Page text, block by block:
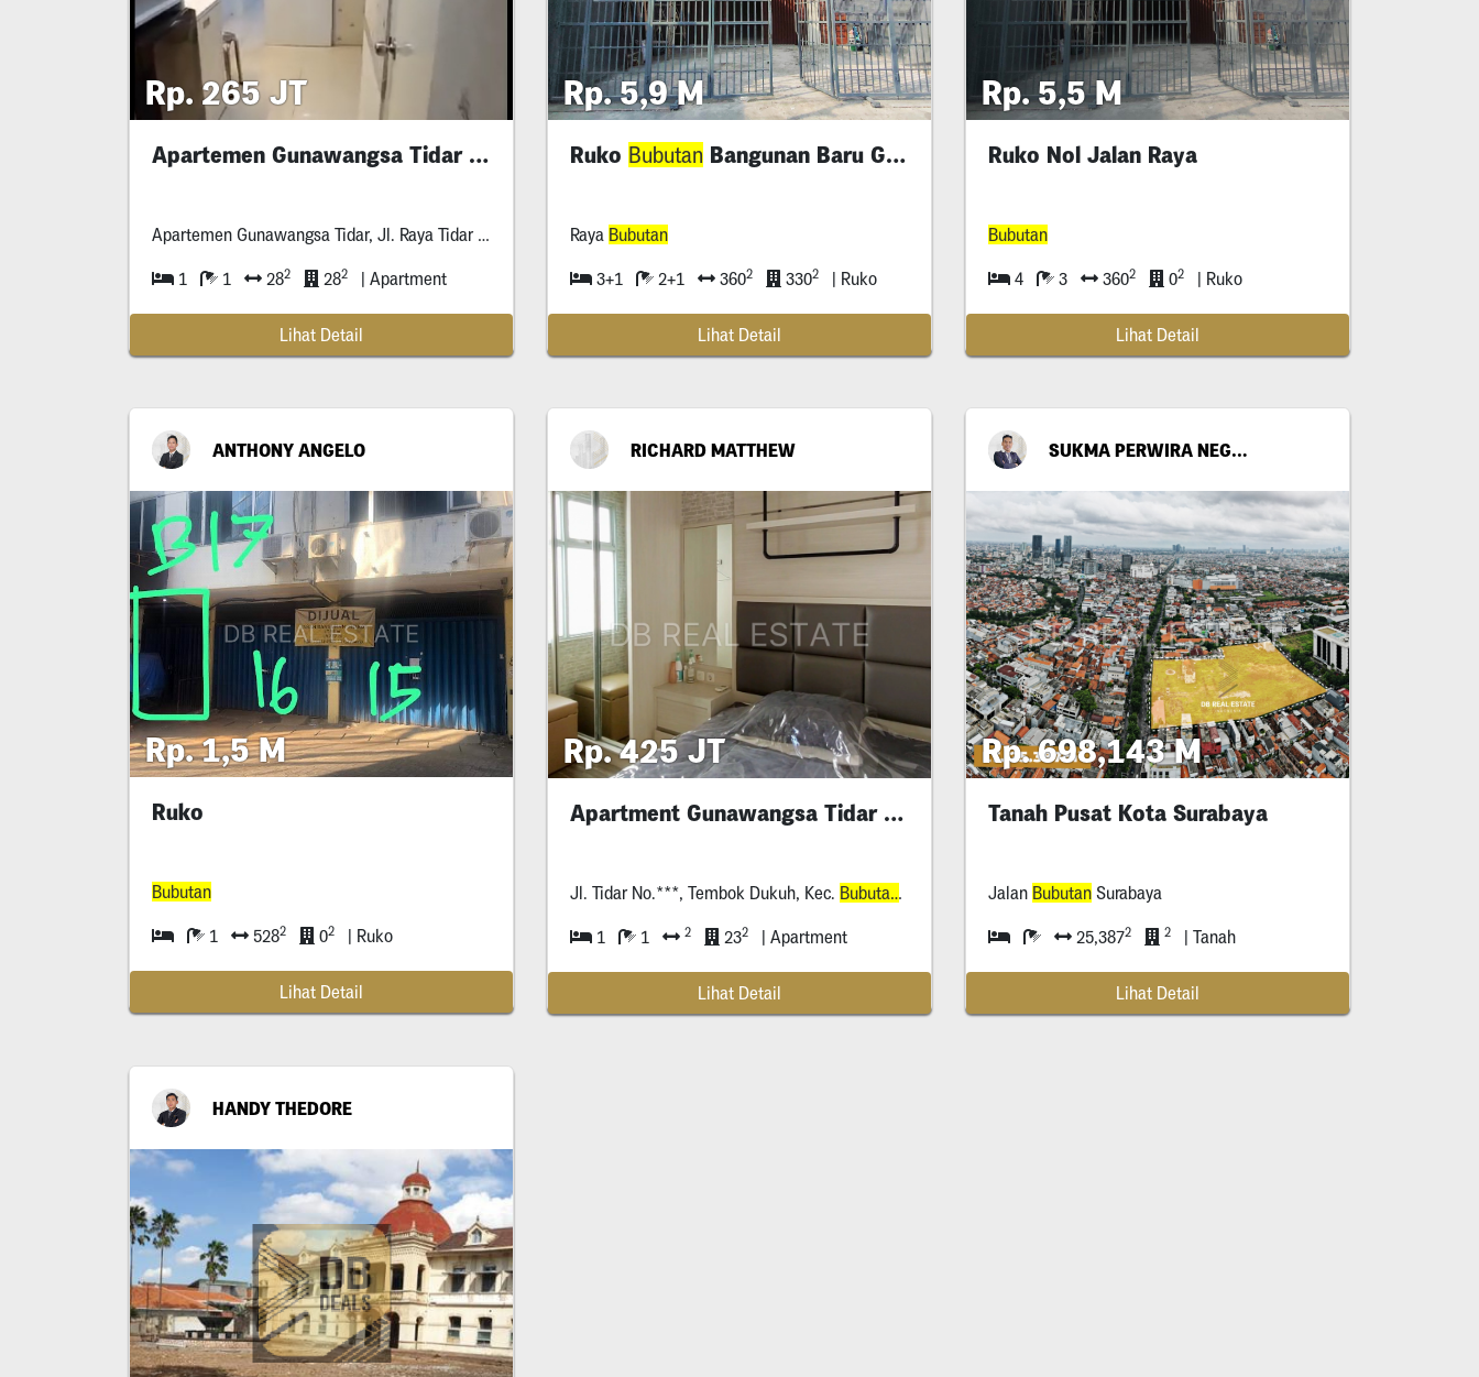
Rp. 265 JT
Apartemen Gunawangsa Tidar Studio+ Murah
Apartemen Gunawangsa Tidar, Jl. Raya Tidar No. ***, Tembok Dukuh, Kecamatan
1 1 282 282 | Apartment
Lihat Detail
Rp. 5,9 M
Ruko Bubutan Bangunan Baru Gress Jarang Ada!
Raya Bubutan
3+1 2+1 3602 3302 | Ruko
Lihat Detail
Rp. 5,5 M
Ruko Nol Jalan Raya
Bubutan
4 3 3602 02 | Ruko
Lihat Detail
ANTHONY ANGELO
Rp. 1,5 M
Ruko
Bubutan
1 5282 02 | Ruko
Lihat Detail
RICHARD MATTHEW
Rp. 425 JT
Apartment Gunawangsa Tidar Tower B 1Br
Jl. Tidar No.***, Tembok Dukuh, Kec. Bubutan , Surabaya, Jawa Timur *****
1 1 2 232 | Apartment
Lihat Detail
SUKMA PERWIRA NEGARA
Rp. 698,143 M
Tanah Pusat Kota Surabaya
Jalan Bubutan Surabaya
25,3872 2 | Tanah
Lihat Detail
HANDY THEDORE